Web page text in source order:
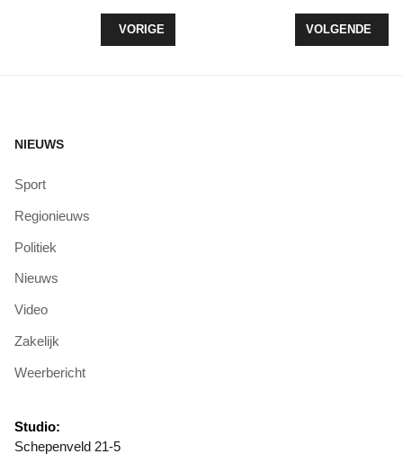
VORIG ARTIKEL: WANDELTOCHT TOON
VORIGE VOLGENDE
VOLGENDE
NIEUWS
Sport
Regionieuws
Politiek
Nieuws
Video
Zakelijk
Weerbericht
Studio:
Schepenveld 21-5